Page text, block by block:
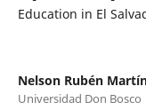
Education in El
Nelson Rubén
Universidad Don Bosco